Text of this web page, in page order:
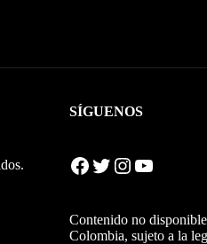
SÍGUENOS
Facebook Twitter Instagram YouTube
Contenido no
Colombia, sujeto a la